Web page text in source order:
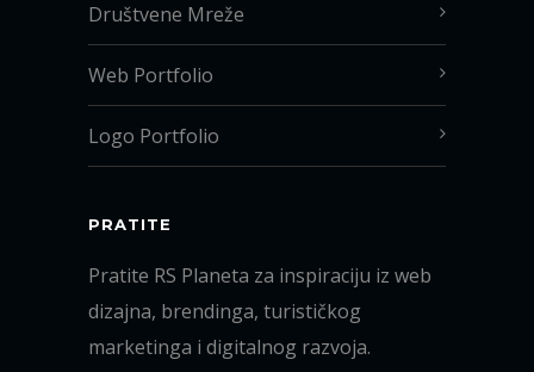
Društvene Mreže
Web Portfolio
Logo Portfolio
PRATITE
Pratite RS Planeta za inspiraciju iz web
dizajna, brendinga, turističkog
marketinga i digitalnog razvoja.